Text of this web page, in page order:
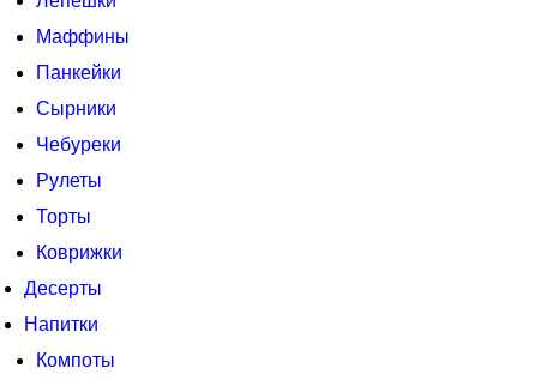
Маффины
Панкейки
Сырники
Чебуреки
Рулеты
Торты
Коврижки
Десерты
Напитки
Компоты